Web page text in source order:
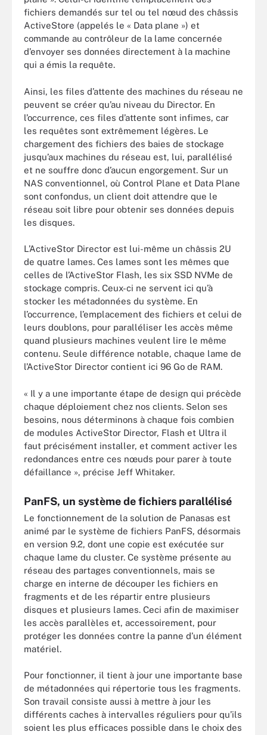
fichiers demandés sur tel ou tel nœud des châssis
ActiveStore (appelés le « Data plane ») et
commande au contrôleur de la lame concernée
d’envoyer ses données directement à la machine
qui a émis la requête.
Ainsi, les files d’attente des machines du réseau ne
peuvent se créer qu’au niveau du Director. En
l’occurrence, ces files d’attente sont infimes, car
les requêtes sont extrêmement légères. Le
chargement des fichiers des baies de stockage
jusqu’aux machines du réseau est, lui, parallélisé
et ne souffre donc d’aucun engorgement. Sur un
NAS conventionnel, où Control Plane et Data Plane
sont confondus, un client doit attendre que le
réseau soit libre pour obtenir ses données depuis
les disques.
L’ActiveStor Director est lui-même un châssis 2U
de quatre lames. Ces lames sont les mêmes que
celles de l’ActiveStor Flash, les six SSD NVMe de
stockage compris. Ceux-ci ne servent ici qu’à
stocker les métadonnées du système. En
l’occurrence, l’emplacement des fichiers et celui de
leurs doublons, pour paralléliser les accès même
quand plusieurs machines veulent lire le même
contenu. Seule différence notable, chaque lame de
l’ActiveStor Director contient ici 96 Go de RAM.
« Il y a une importante étape de design qui précède
chaque déploiement chez nos clients. Selon ses
besoins, nous déterminons à chaque fois combien
de modules ActiveStor Director, Flash et Ultra il
faut précisément installer, et comment activer les
redondances entre ces nœuds pour parer à toute
défaillance », précise Jeff Whitaker.
PanFS, un système de fichiers parallélisé
Le fonctionnement de la solution de Panasas est
animé par le système de fichiers PanFS, désormais
en version 9.2, dont une copie est exécutée sur
chaque lame du cluster. Ce système présente au
réseau des partages conventionnels, mais se
charge en interne de découper les fichiers en
fragments et de les répartir entre plusieurs
disques et plusieurs lames. Ceci afin de maximiser
les accès parallèles et, accessoirement, pour
protéger les données contre la panne d’un élément
matériel.
Pour fonctionner, il tient à jour une importante base
de métadonnées qui répertorie tous les fragments.
Son travail consiste aussi à mettre à jour les
différents caches à intervalles réguliers pour qu’ils
soient les plus efficaces possible dans le choix des